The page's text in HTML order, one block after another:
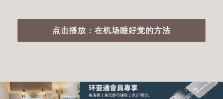
点击播放：在机场睡好觉的方法